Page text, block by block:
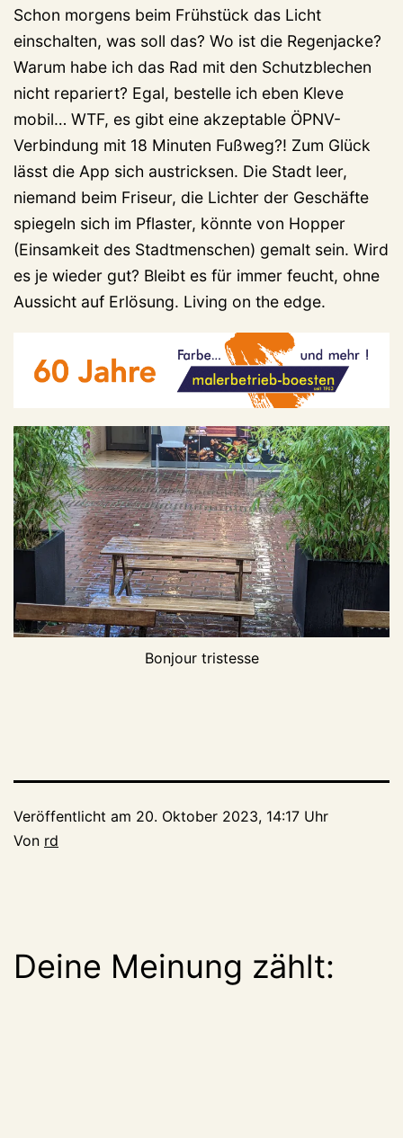
Schon morgens beim Frühstück das Licht
einschalten, was soll das? Wo ist die Regenjacke?
Warum habe ich das Rad mit den Schutzblechen
nicht repariert? Egal, bestelle ich eben Kleve
mobil… WTF, es gibt eine akzeptable ÖPNV-
Verbindung mit 18 Minuten Fußweg?! Zum Glück
lässt die App sich austricksen. Die Stadt leer,
niemand beim Friseur, die Lichter der Geschäfte
spiegeln sich im Pflaster, könnte von Hopper
(Einsamkeit des Stadtmenschen) gemalt sein. Wird
es je wieder gut? Bleibt es für immer feucht, ohne
Aussicht auf Erlösung. Living on the edge.
Bonjour tristesse
Veröffentlicht am 20. Oktober 2023, 14:17 Uhr
Von rd
Deine Meinung zählt: